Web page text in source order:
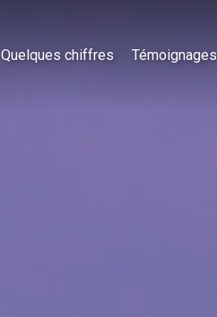
Quelques chiffres Témoignages